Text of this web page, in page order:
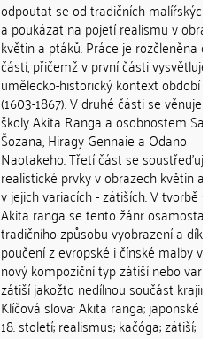
odpoutat se od tradičních malířských
a poukázat na pojetí realismu v
květin a ptáků. Práce je rozčleněna
částí, přičemž v první části vysvětluje
umělecko-historický kontext období
(1603-1867). V druhé části se věnuje
školy Akita Ranga a osobnostem
Šozana, Hiragy Gennaie a Odano
Naotakeho. Třetí část se soustřeďuje
realistické prvky v obrazech květin a
v jejich variacích - zátiších. V tvorbě
Akita ranga se tento žánr
tradičního způsobu vyobrazení a díky
poučení z evropské i čínské malby
nový kompoziční typ zátiší nebo
zátiší jakožto nedílnou součást
Klíčová slova: Akita ranga; japonské
18. století; realismus; kačóga; zátiší;